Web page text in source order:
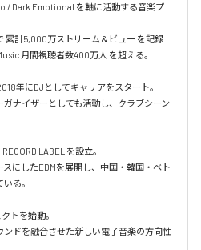
/ Dark Emotional を軸に活動する音楽プ
累計5,000万ストリーム＆ビュー を記録
月間視聴者数400万人 を超える。
年にDJとしてキャリアをスタート。
ナイザーとしても活動し、クラブシーン
LABEL を設立。
にしたEDMを展開し、中国・韓国・ベト
る。
トを始動。
ドを融合させた新しい電子音楽の方向性